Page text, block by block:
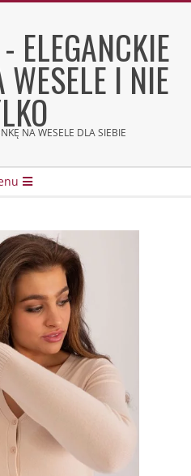
ELEGANCKIE
I NIE
NA WESELE DLA SIEBIE